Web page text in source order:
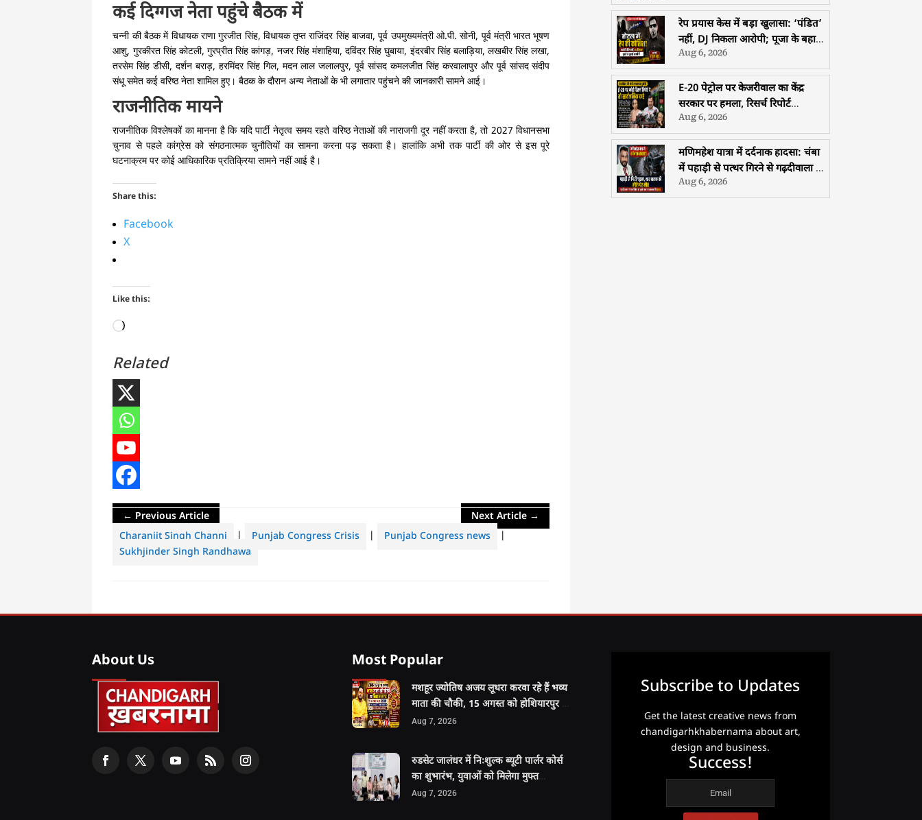
कई दिग्गज नेता पहुंचे बैठक में
चन्नी की बैठक में विधायक राणा गुरजीत सिंह, विधायक तृप्त राजिंदर सिंह बाजवा, पूर्व उपमुख्यमंत्री ओ.पी. सोनी, पूर्व मंत्री भारत भूषण
आशु, गुरकीरत सिंह कोटली, गुरप्रीत सिंह कांगड़, नजर सिंह मंशाहिया, दविंदर सिंह घुबाया, इंदरबीर सिंह बलाड़िया, लखबीर सिंह लखा,
तरसेम सिंह डीसी, दर्शन बराड़, हरमिंदर सिंह गिल, मदन लाल जलालपुर, पूर्व सांसद कमलजीत सिंह करवालापुर और पूर्व सांसद संदीप
संधू समेत कई वरिष्ठ नेता शामिल हुए। बैठक के दौरान अन्य नेताओं के भी लगातार पहुंचने की जानकारी सामने आई।
राजनीतिक मायने
राजनीतिक विश्लेषकों का मानना है कि यदि पार्टी नेतृत्व समय रहते वरिष्ठ नेताओं की नाराजगी दूर नहीं करता है, तो 2027 विधानसभा
चुनाव से पहले कांग्रेस को संगठनात्मक चुनौतियों का सामना करना पड़ सकता है। हालांकि अभी तक पार्टी की ओर से इस पूरे
घटनाक्रम पर कोई आधिकारिक प्रतिक्रिया सामने नहीं आई है।
Share this:
Facebook
X
Like this:
Loading…
Related
← Previous Article Next Article →
Charanjit Singh Channi
| Punjab Congress Crisis Punjab Congress news
Sukhjinder Singh Randhawa
सुविधा
रेप प्रयास केस में बड़ा खुलासा: ‘पंडित’
नहीं, DJ निकला आरोपी; पूजा के बहाने
युवती से दुष्कर्म की कोशिश
Aug 6, 2026
E-20 पेट्रोल पर केजरीवाल का केंद्र
सरकार पर हमला, रिसर्च रिपोर्ट
सार्वजनिक करने की चुनौती
Aug 6, 2026
मणिमहेश यात्रा में दर्दनाक हादसा: चंबा
में पहाड़ी से पत्थर गिरने से गढ़दीवाला के
श्रद्धालु की मौत
Aug 6, 2026
About Us Most Popular
मशहूर ज्योतिष अजय लूथरा करवा रहे हैं भव्य
माता की चौकी, 15 अगस्त को होशियारपुर में
सजेगा विशाल धार्मिक समागम
Aug 7, 2026
रुडसेट जालंधर में निःशुल्क ब्यूटी पार्लर कोर्स
का शुभारंभ, युवाओं को मिलेगा मुफ्त
प्रशिक्षण, हॉस्टल और भोजन की सुविधा
Aug 7, 2026
Subscribe to Updates
Get the latest creative news from
chandigarhkhabernama about art,
design and business.
Success!